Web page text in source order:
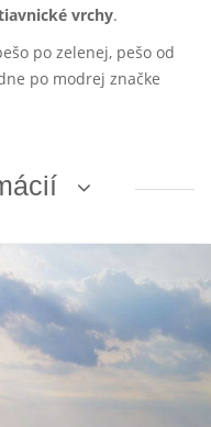
vrchy.
po zelenej, pešo od
po modrej značke